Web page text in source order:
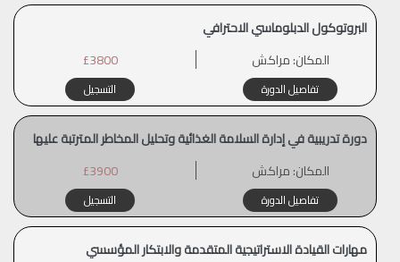
البروتوكول الدبلوماسي الاحترافي
المكان:مراكش £3800
تفاصيل الدورة التسجيل
دورة تدريبية في إدارة السلامة الغذائية وتحليل المخاطر المترتبة عليها
المكان:مراكش £3900
تفاصيل الدورة التسجيل
مهارات القيادة الاستراتيجية المتقدمة والابتكار المؤسسي